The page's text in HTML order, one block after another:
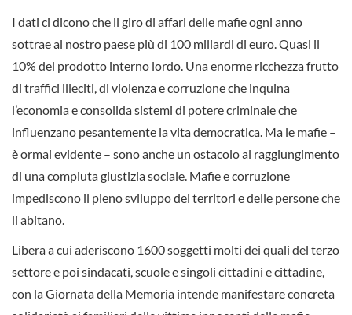
I dati ci dicono che il giro di affari delle mafie ogni anno
sottrae al nostro paese più di 100 miliardi di euro. Quasi il
10% del prodotto interno lordo. Una enorme ricchezza frutto
di traffici illeciti, di violenza e corruzione che inquina
l’economia e consolida sistemi di potere criminale che
influenzano pesantemente la vita democratica. Ma le mafie –
è ormai evidente – sono anche un ostacolo al raggiungimento
di una compiuta giustizia sociale. Mafie e corruzione
impediscono il pieno sviluppo dei territori e delle persone che
li abitano.
Libera a cui aderiscono 1600 soggetti molti dei quali del terzo
settore e poi sindacati, scuole e singoli cittadini e cittadine,
con la Giornata della Memoria intende manifestare concreta